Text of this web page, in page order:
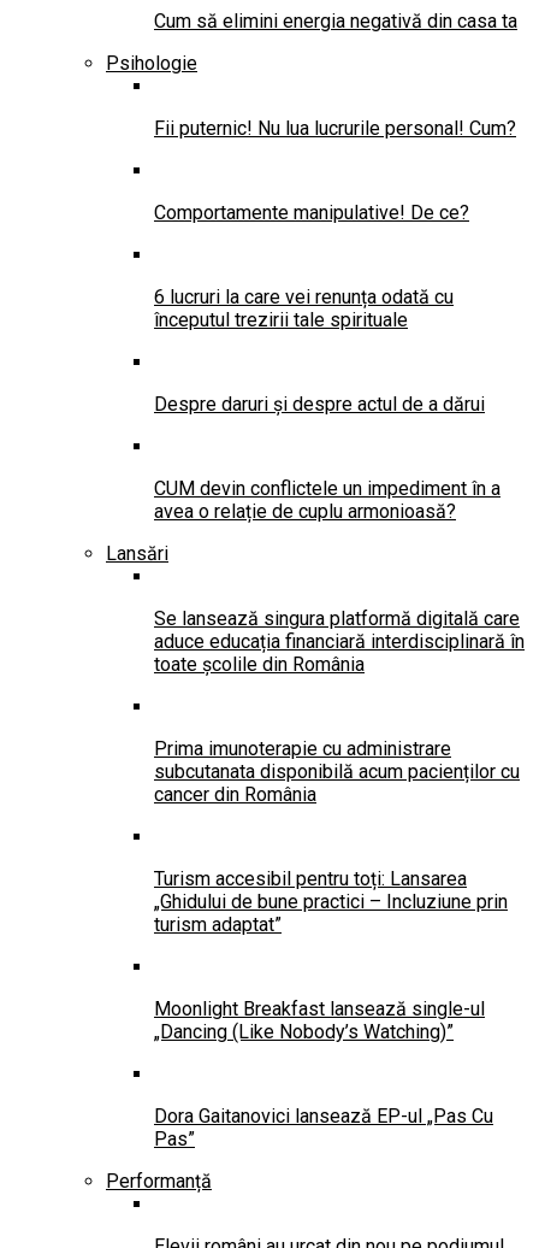
Cum să elimini energia negativă din casa ta
Psihologie
Fii puternic! Nu lua lucrurile personal! Cum?
Comportamente manipulative! De ce?
6 lucruri la care vei renunța odată cu
începutul trezirii tale spirituale
Despre daruri și despre actul de a dărui
CUM devin conflictele un impediment în a
avea o relație de cuplu armonioasă?
Lansări
Se lansează singura platformă digitală care
aduce educația financiară interdisciplinară în
toate școlile din România
Prima imunoterapie cu administrare
subcutanata disponibilă acum pacienților cu
cancer din România
Turism accesibil pentru toți: Lansarea
„Ghidului de bune practici – Incluziune prin
turism adaptat”
Moonlight Breakfast lansează single-ul
„Dancing (Like Nobody’s Watching)”
Dora Gaitanovici lansează EP-ul „Pas Cu
Pas”
Performanță